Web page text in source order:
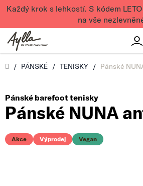
Přejít na obsah
Každý krok s lehkostí. S kódem
na vše
Úvod
/ PÁNSKÉ / TENISKY / Pánské
Pánské barefoot tenisky
Pánské NUNA
Akce Výprodej Vegan